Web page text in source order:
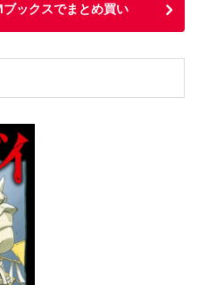
ブックスでまとめ買い